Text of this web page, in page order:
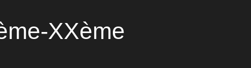
XXème